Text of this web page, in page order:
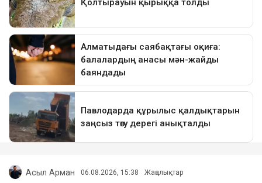
Асыл Арман 06.08.2026, 15:38 Жаңалықтар